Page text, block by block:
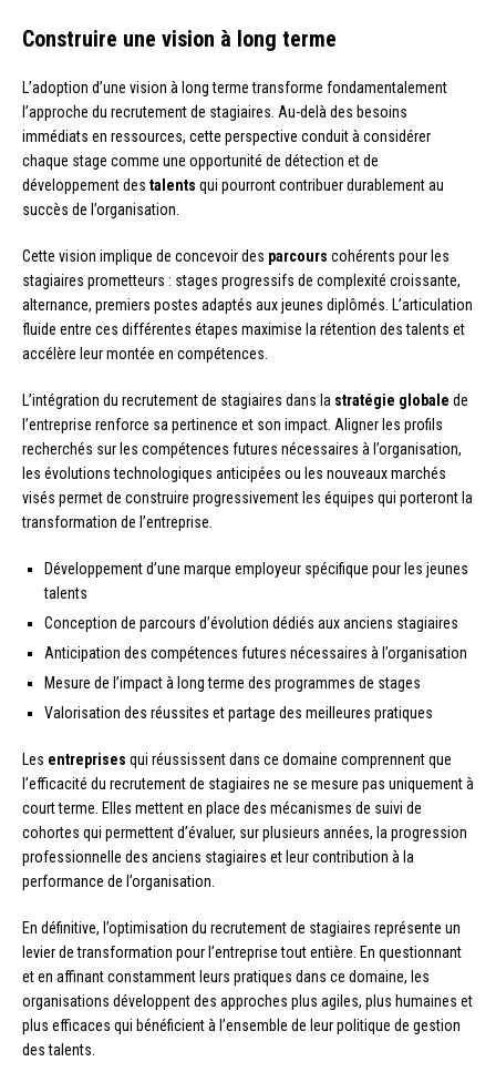
Construire une vision à long terme
L’adoption d’une vision à long terme transforme fondamentalement
l’approche du recrutement de stagiaires. Au-delà des besoins
immédiats en ressources, cette perspective conduit à considérer
chaque stage comme une opportunité de détection et de
développement des talents qui pourront contribuer durablement au
succès de l’organisation.
Cette vision implique de concevoir des parcours cohérents pour les
stagiaires prometteurs : stages progressifs de complexité croissante,
alternance, premiers postes adaptés aux jeunes diplômés. L’articulation
fluide entre ces différentes étapes maximise la rétention des talents et
accélère leur montée en compétences.
L’intégration du recrutement de stagiaires dans la stratégie globale de
l’entreprise renforce sa pertinence et son impact. Aligner les profils
recherchés sur les compétences futures nécessaires à l’organisation,
les évolutions technologiques anticipées ou les nouveaux marchés
visés permet de construire progressivement les équipes qui porteront la
transformation de l’entreprise.
Développement d’une marque employeur spécifique pour les jeunes
talents
Conception de parcours d’évolution dédiés aux anciens stagiaires
Anticipation des compétences futures nécessaires à l’organisation
Mesure de l’impact à long terme des programmes de stages
Valorisation des réussites et partage des meilleures pratiques
Les entreprises qui réussissent dans ce domaine comprennent que
l’efficacité du recrutement de stagiaires ne se mesure pas uniquement à
court terme. Elles mettent en place des mécanismes de suivi de
cohortes qui permettent d’évaluer, sur plusieurs années, la progression
professionnelle des anciens stagiaires et leur contribution à la
performance de l’organisation.
En définitive, l’optimisation du recrutement de stagiaires représente un
levier de transformation pour l’entreprise tout entière. En questionnant
et en affinant constamment leurs pratiques dans ce domaine, les
organisations développent des approches plus agiles, plus humaines et
plus efficaces qui bénéficient à l’ensemble de leur politique de gestion
des talents.